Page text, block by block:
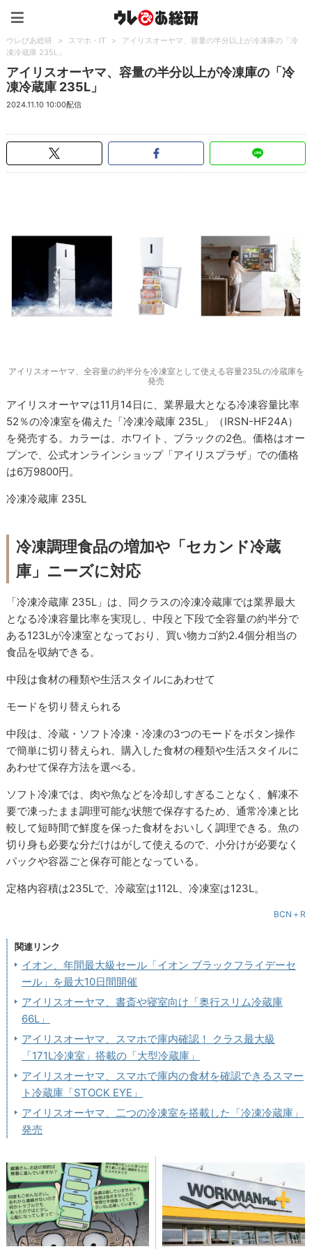
ウレぴあ総研 > スマホ・IT >
アイリスオーヤマ、容量の半分以上が冷凍庫の「冷
凍冷蔵庫 235L」
アイリスオーヤマ、容量の半分以上が冷凍庫の「冷
凍冷蔵庫 235L」
2024.11.10 10:00配信
アイリスオーヤマ、全容量の約半分を冷凍室として使える容量235Lの冷蔵庫を
発売
アイリスオーヤマは11月14日に、業界最大となる冷凍容量比率
52％の冷凍室を備えた「冷凍冷蔵庫 235L」（IRSN-HF24A）
を発売する。カラーは、ホワイト、ブラックの2色。価格はオー
プンで、公式オンラインショップ「アイリスプラザ」での価格
は6万9800円。
冷凍冷蔵庫 235L
冷凍調理食品の増加や「セカンド冷蔵
庫」ニーズに対応
「冷凍冷蔵庫 235L」は、同クラスの冷凍冷蔵庫では業界最大
となる冷凍容量比率を実現し、中段と下段で全容量の約半分で
ある123Lが冷凍室となっており、買い物カゴ約2.4個分相当の
食品を収納できる。
中段は食材の種類や生活スタイルにあわせて
モードを切り替えられる
中段は、冷蔵・ソフト冷凍・冷凍の3つのモードをボタン操作
で簡単に切り替えられ、購入した食材の種類や生活スタイルに
あわせて保存方法を選べる。
ソフト冷凍では、肉や魚などを冷却しすぎることなく、解凍不
要で凍ったまま調理可能な状態で保存するため、通常冷凍と比
較して短時間で鮮度を保った食材をおいしく調理できる。魚の
切り身も必要な分だけはがして使えるので、小分けが必要なく
パックや容器ごと保存可能となっている。
定格内容積は235Lで、冷蔵室は112L、冷凍室は123L。
BCN＋R
関連リンク
イオン、年間最大級セール「イオン ブラックフライデーセ
ール」を最大10日間開催
アイリスオーヤマ、書斎や寝室向け「奥行スリム冷蔵庫
66L」
アイリスオーヤマ、スマホで庫内確認！ クラス最大級
「171L冷凍室」搭載の「大型冷蔵庫」
アイリスオーヤマ、スマホで庫内の食材を確認できるスマー
ト冷蔵庫「STOCK EYE」
アイリスオーヤマ、二つの冷凍室を搭載した「冷凍冷蔵庫」
発売